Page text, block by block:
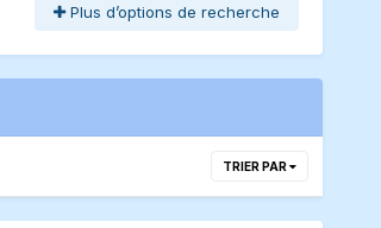
Plus d’options de recherche
TRIER PAR